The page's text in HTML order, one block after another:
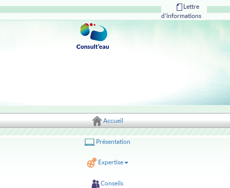
Lettre
d'informations
Accueil
Présentation
Expertise
Conseils